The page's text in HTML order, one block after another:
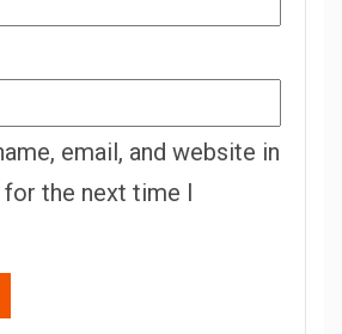
email, and website in
the next time I